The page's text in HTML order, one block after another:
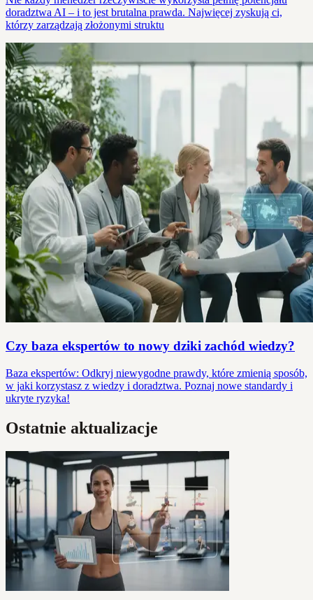
doradztwa AI – i to jest brutalna prawda. Najwięcej zyskują ci,
którzy zarządzają złożonymi struktu
Czy baza ekspertów to nowy dziki zachód wiedzy?
Baza ekspertów: Odkryj niewygodne prawdy, które zmienią sposób,
w jaki korzystasz z wiedzy i doradztwa. Poznaj nowe standardy i
ukryte ryzyka!
Ostatnie aktualizacje